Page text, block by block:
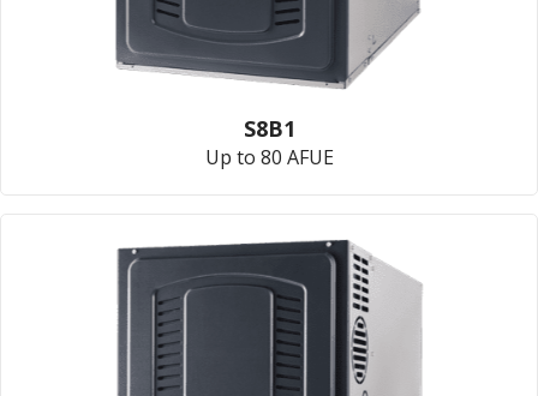
S8B1
Up to 80 AFUE